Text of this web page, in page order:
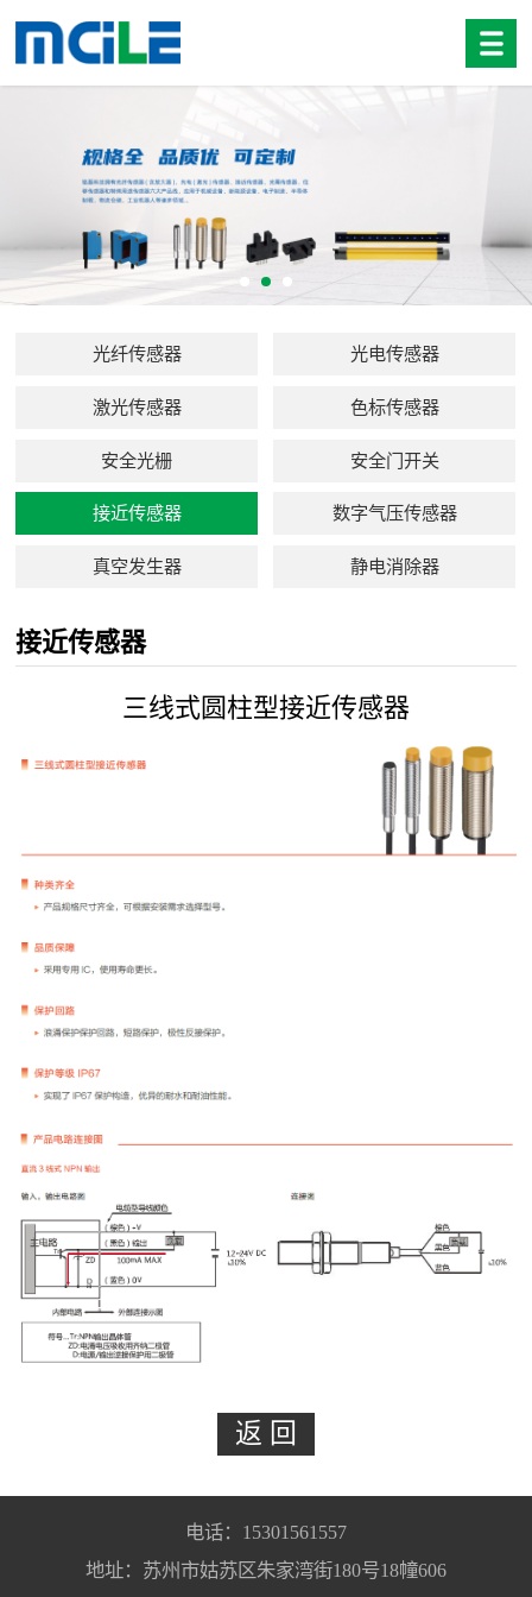
光纤传感器 光电传感器
激光传感器 色标传感器
安全光栅 安全门开关
接近传感器 数字气压传感器
真空发生器 静电消除器
接近传感器
三线式圆柱型接近传感器
电话：15301561557
地址：苏州市姑苏区朱家湾街180号18幢606